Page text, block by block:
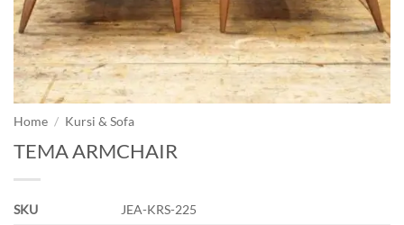
Home / Kursi & Sofa
TEMA ARMCHAIR
SKU
JEA-KRS-225